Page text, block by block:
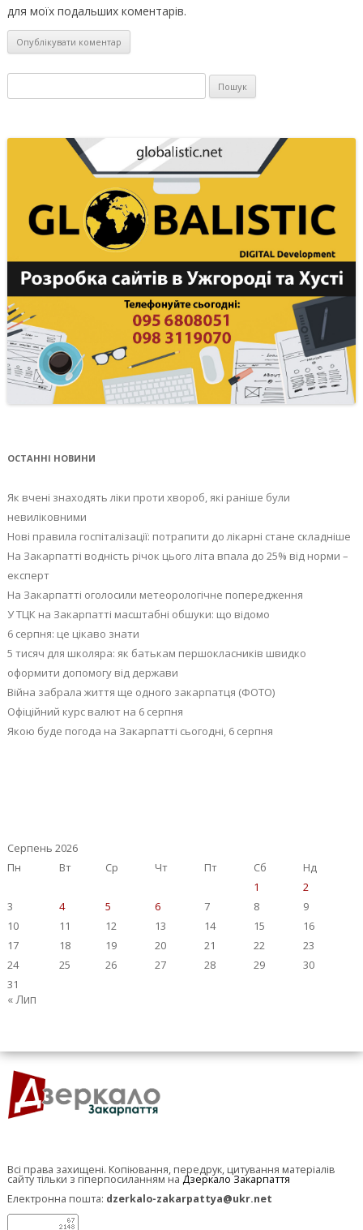
для моїх подальших коментарів.
ОСТАННІ НОВИНИ
Як вчені знаходять ліки проти хвороб, які раніше були
невиліковними
Нові правила госпіталізації: потрапити до лікарні стане складніше
На Закарпатті водність річок цього літа впала до 25% від норми –
експерт
На Закарпатті оголосили метеорологічне попередження
У ТЦК на Закарпатті масштабні обшуки: що відомо
6 серпня: це цікаво знати
5 тисяч для школяра: як батькам першокласників швидко
оформити допомогу від держави
Війна забрала життя ще одного закарпатця (ФОТО)
Офіційний курс валют на 6 серпня
Якою буде погода на Закарпатті сьогодні, 6 серпня
Серпень 2026
Пн
Вт Ср Чт Пт Сб
Нд
1
2
3
4 5 6 7 8
9
10
11 12 13 14 15
16
17
18 19 20 21 22
23
24
25 26 27 28 29
30
31
« Лип
Всі права захищені. Копіювання, передрук, цитування матеріалів
сайту тільки з гіперпосиланням на Дзеркало Закарпаття
Електронна пошта: dzerkalo-zakarpattya@ukr.net